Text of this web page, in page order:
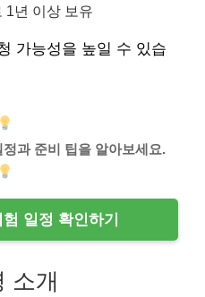
1년 이상 보유
가능성을 높일 수 있습
과 준비 팁을 알아보세요.
일정 확인하기
소개